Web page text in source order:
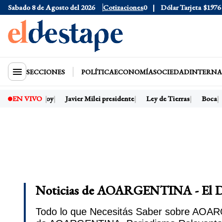
Sabado 8 de Agosto del 2026 Cotizaciones
Dólar Oficial $1520 Dólar Tarjeta $1976
SECCIONES POLÍTICAECONOMÍASOCIEDAD
EN VIVO
Dólar hoy Javier Milei presidente Ley de Tierras Boca
Noticias de AOARGENTINA - El
Todo lo que Necesitás Saber sobre